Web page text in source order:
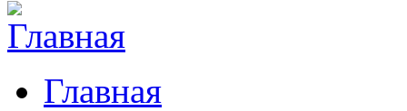
Главная